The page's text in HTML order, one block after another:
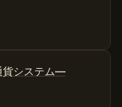
貨システム―